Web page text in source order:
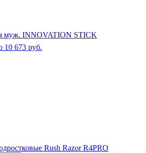
муж. INNOVATION STICK
10 673 руб.
Rush Razor R4PRO